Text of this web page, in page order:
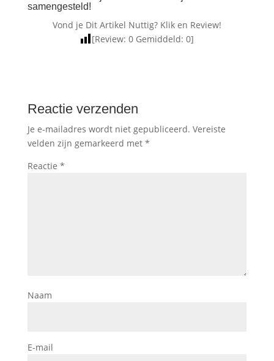
samengesteld!
Vond je Dit Artikel Nuttig? Klik en Review!
[Review:0 Gemiddeld:0]
Reactie verzenden
Je e-mailadres wordt niet gepubliceerd. Vereiste
velden zijn gemarkeerd met *
Reactie *
Naam
E-mail